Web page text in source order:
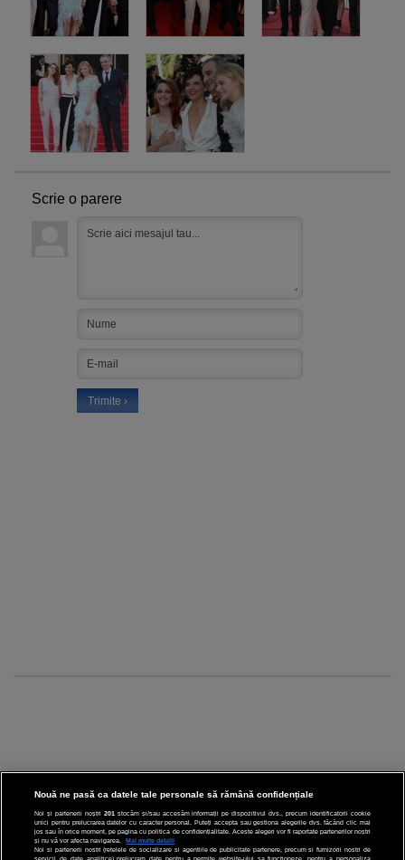
Scrie o parere
CINEMA
Nouă ne pasă ca datele tale personale să rămână confidențiale
Noi și partenerii noștri 201 stocăm și/sau accesăm informații pe dispozitivul dvs., precum identificatorii cookie
unici pentru prelucrarea datelor cu caracter personal. Puteți accepta sau gestiona alegerile dvs. făcând clic mai
jos sau în orice moment, pe pagina cu politica de confidențialitate. Aceste alegeri vor fi raportate partenerilor noștri
și nu vă vor afecta navigarea.
Mai multe detalii
Noi si partenerii nostri (retelele de socializare si agentiile de publicitate partenere, precum si furnizorii nostri de
servicii de date analitice) prelucram date pentru a permite website-ului sa functioneze, pentru a personaliza